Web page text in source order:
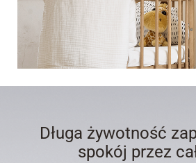
Długa żywotność
spokój przez